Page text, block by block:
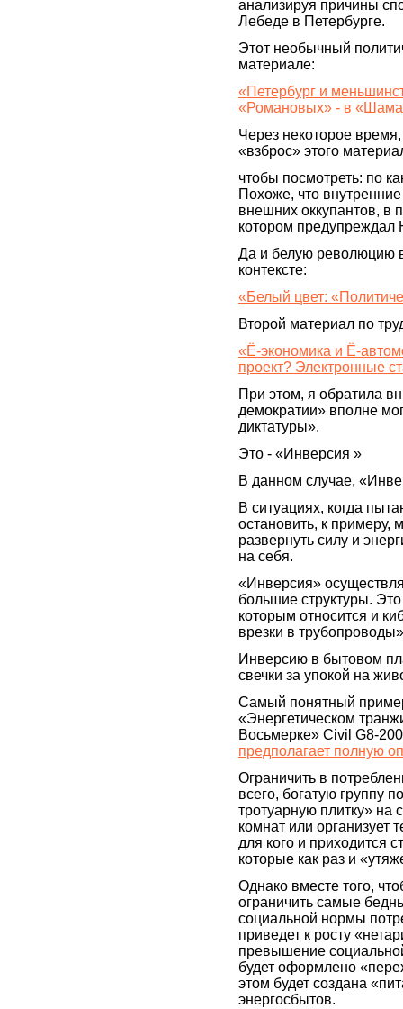
анализируя причины
Лебеде в Петербурге.
Этот необычный
материале:
«Петербург и
«Романовых» - в
Через некоторое
«взброс» этого
чтобы посмотреть: по
Похоже, что
внешних оккупантов, в
котором
Да и белую революцию
контексте:
«Белый цвет:
Второй материал по
«Ё-экономика и Ё-
проект? Электронные
При этом, я обратила
демократии» вполне
диктатуры».
Это - «Инверсия »
В данном случае,
В ситуациях, когда
остановить, к примеру,
развернуть силу и
на себя.
«Инверсия»
большие структуры.
которым относится и
врезки в
Инверсию в бытовом
свечки за упокой на
Самый понятный
«Энергетическом
Восьмерке» Сivil G8-
предполагает полную
Ограничить в
всего, богатую группу
тротуарную плитку» на
комнат или организует
для кого и приходится
которые как раз и
Однако вместе того,
ограничить самые
социальной нормы
приведет к росту
превышение
будет оформлено
этом будет создана
энергосбытов.